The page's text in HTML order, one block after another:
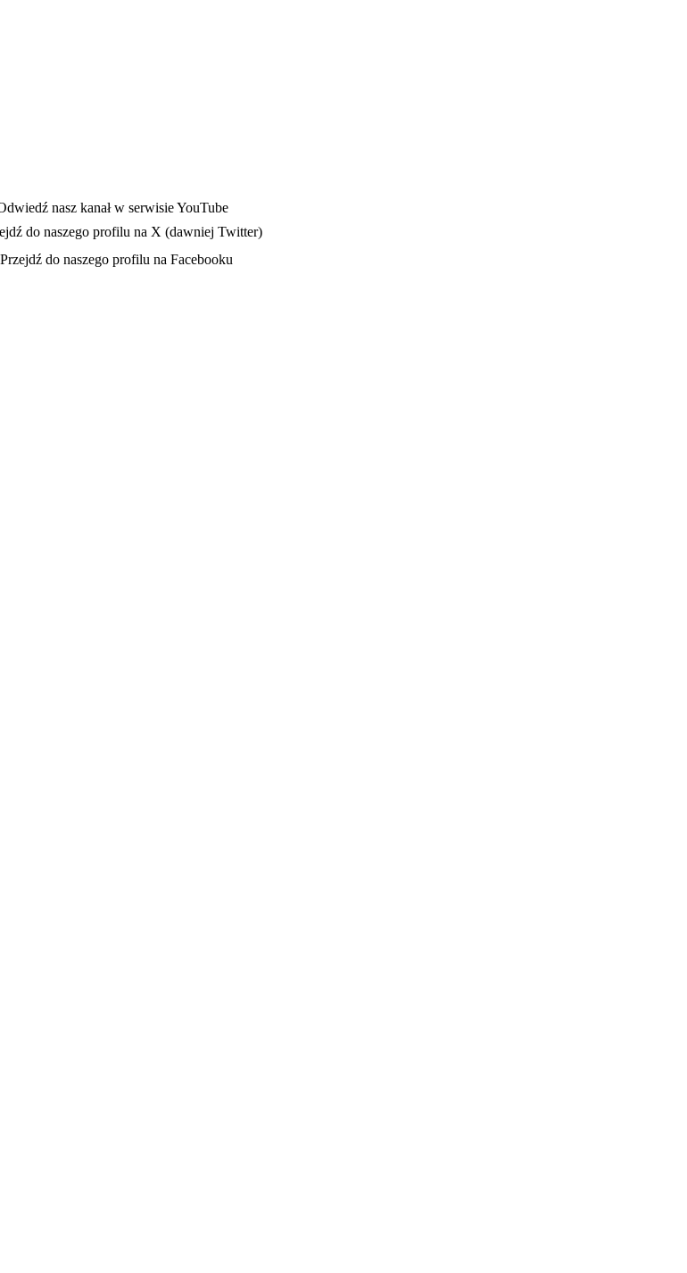
- otwiera się w nowej karcie
nasz kanał w serwisie YouTube
w nowej karcie
do naszego profilu na X (dawniej Twitter)
- otwiera się w nowej karcie
Przejdź do naszego profilu na Facebooku